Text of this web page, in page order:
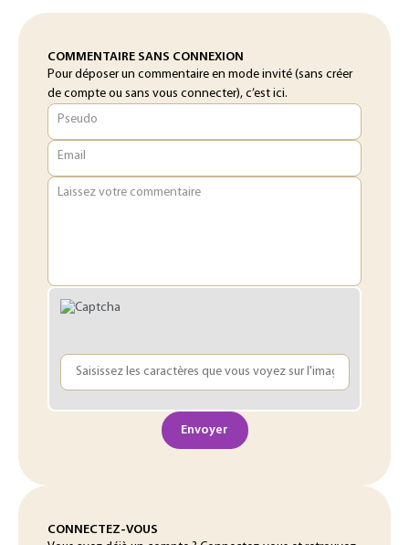
COMMENTAIRE SANS CONNEXION
Pour déposer un commentaire en mode invité (sans créer
de compte ou sans vous connecter), c’est ici.
Pseudo
Email
Laissez votre commentaire
Envoyer
CONNECTEZ-VOUS